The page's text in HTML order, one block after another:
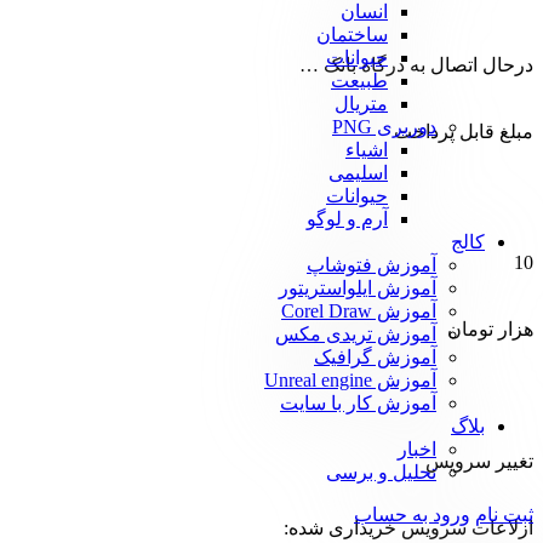
انسان
ساختمان
حیوانات
طبیعت
متریال
دوربری PNG
اشیاء
اسلیمی
حیوانات
آرم و لوگو
کالج
آموزش فتوشاپ
آموزش ایلواستریتور
آموزش Corel Draw
آموزش تریدی مکس
آموزش گرافیک
آموزش Unreal engine
آموزش کار با سایت
بلاگ
اخبار
تحلیل و برسی
ثبت نام ورود به حساب
درحال اتصال به درگاه بانک …
مبلغ قابل پرداخت
10
هزار تومان
تغییر سرویس
ازلاعات سرویس خریداری شده: